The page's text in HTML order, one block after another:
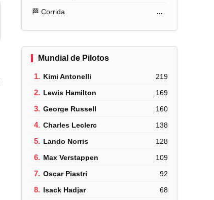
🏁 Corrida ...
Mundial de Pilotos
1. Kimi Antonelli 219
2. Lewis Hamilton 169
3. George Russell 160
4. Charles Leclerc 138
5. Lando Norris 128
6. Max Verstappen 109
7. Oscar Piastri 92
8. Isack Hadjar 68